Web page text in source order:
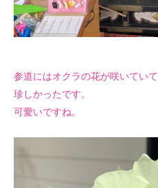
参道にはオクラの花が咲いていて
珍しかったです。
可愛いですね。